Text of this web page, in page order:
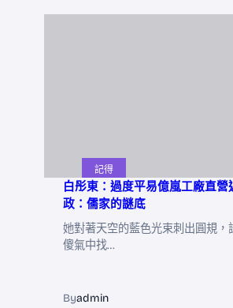
記得
白彤東：過度平易億嵐工廠直營
政：儒家的謎底
她對著天空的藍色光束刺出圓規，
傻氣中找…
Byadmin